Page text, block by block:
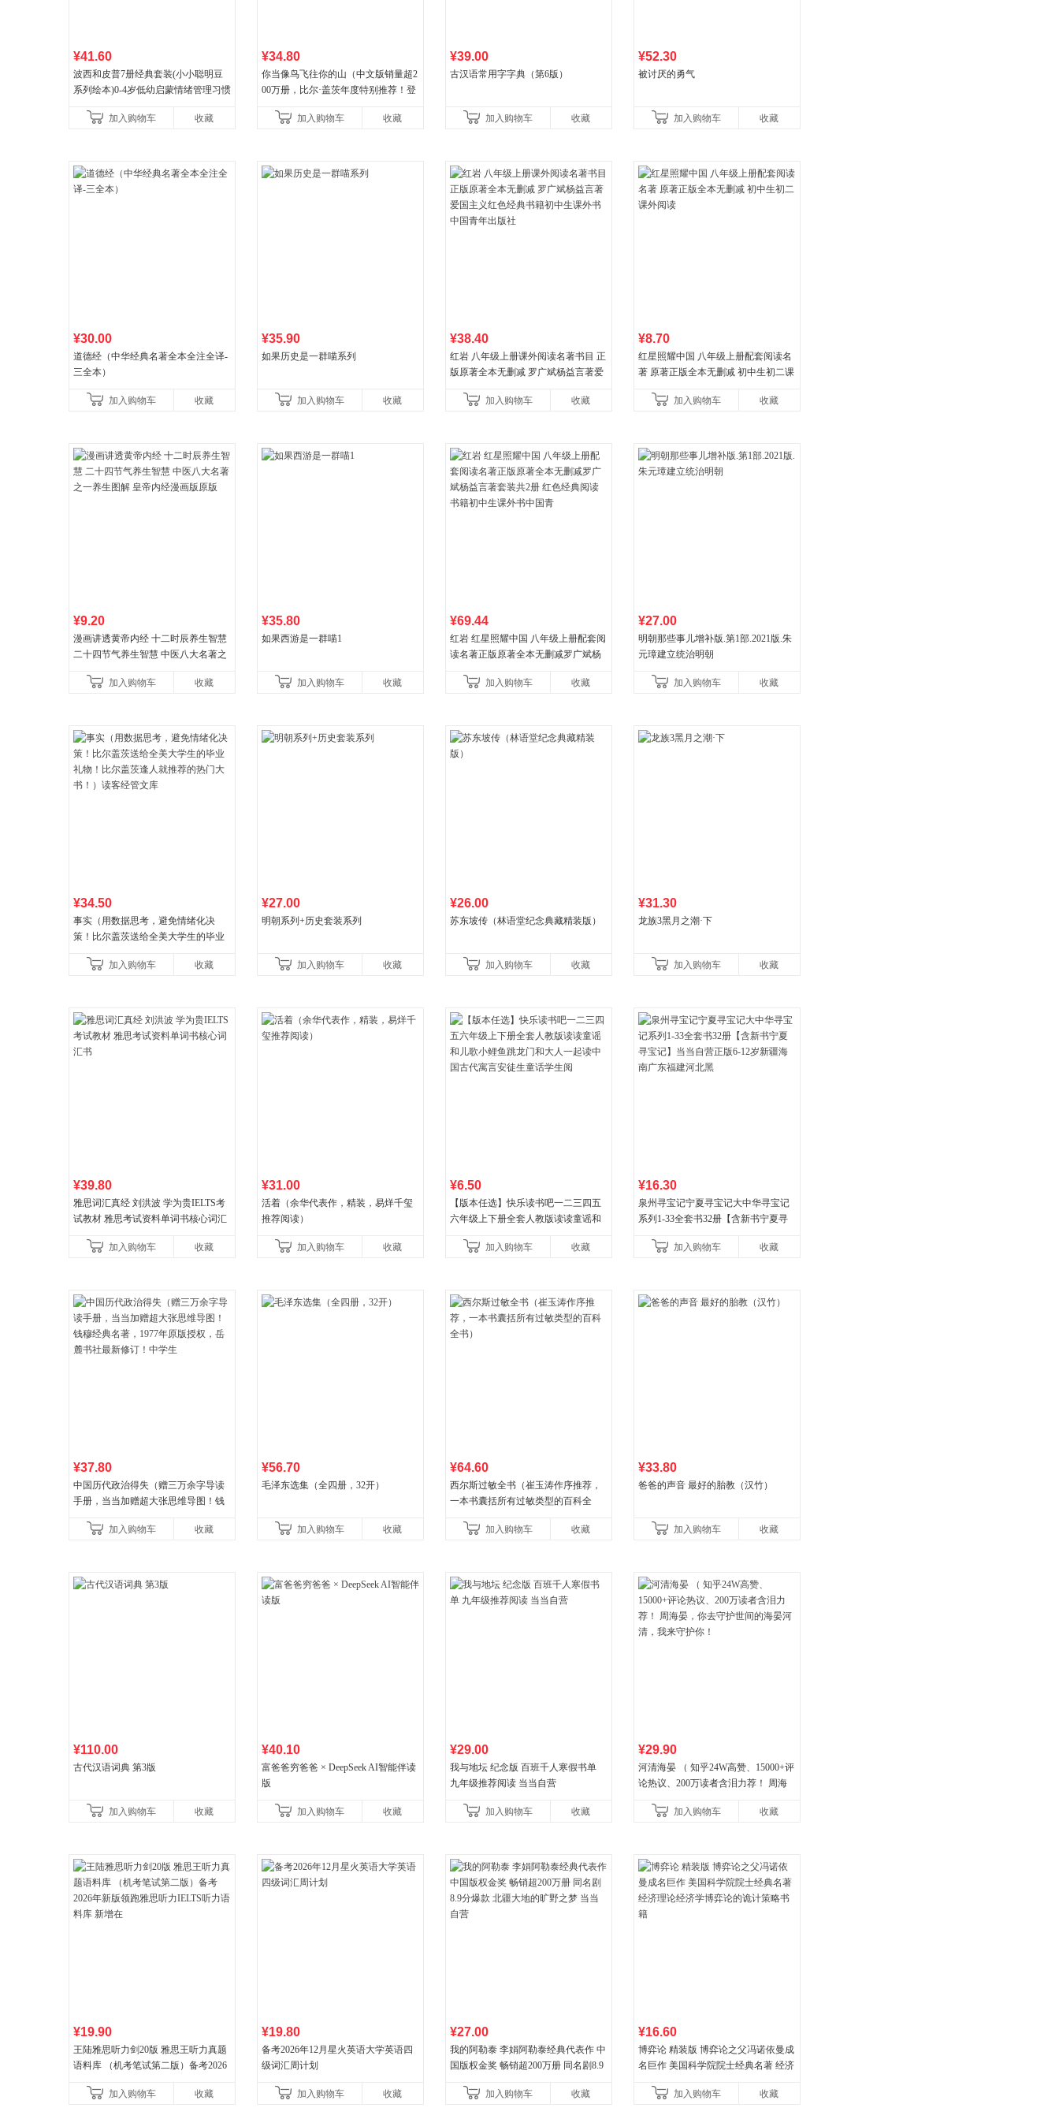
¥41.60
波西和皮普7册经典套装(小小聪明豆
系列绘本)0-4岁低幼启蒙情绪管理习惯
养好品质，发现快
加入购物车 收藏
¥34.80
你当像鸟飞往你的山（中文版销量超2
00万册，比尔·盖茨年度特别推荐！登
比你听说的还要
加入购物车 收藏
¥39.00
古汉语常用字字典（第6版）
加入购物车 收藏
¥52.30
被讨厌的勇气
加入购物车 收藏
¥30.00
道德经（中华经典名著全本全注全译-
三全本）
加入购物车 收藏
¥35.90
如果历史是一群喵系列
加入购物车 收藏
¥38.40
红岩 八年级上册课外阅读名著书目 正
版原著全本无删减 罗广斌杨益言著爱
国青年出版社加入购物车 收藏
¥8.70
红星照耀中国 八年级上册配套阅读名
著 原著正版全本无删减 初中生初二课
加入购物车
收藏
¥9.20
漫画讲透黄帝内经 十二时辰养生智慧
二十四节气养生智慧 中医八大名著之
加入购物车
收藏
¥35.80
如果西游是一群喵1
加入购物车 收藏
¥69.44
红岩 红星照耀中国 八年级上册配套阅
读名著正版原著全本无删减罗广斌杨
初中生课外书中国青
加入购物车 收藏
¥27.00
明朝那些事儿增补版.第1部.2021版.朱
元璋建立统治明朝
加入购物车 收藏
¥34.50
事实（用数据思考，避免情绪化决
策！比尔盖茨送给全美大学生的毕业
书！）读客经管文库
加入购物车 收藏
¥27.00
明朝系列+历史套装系列
加入购物车 收藏
¥26.00
苏东坡传（林语堂纪念典藏精装版）
加入购物车 收藏
¥31.30
龙族3黑月之潮·下
加入购物车 收藏
¥39.80
雅思词汇真经 刘洪波 学为贵IELTS考
试教材 雅思考试资料单词书核心词汇
加入购物车
收藏
¥31.00
活着（余华代表作，精装，易烊千玺
推荐阅读）
加入购物车 收藏
¥6.50
【版本任选】快乐读书吧一二三四五
六年级上下册全套人教版读读童谣和
古代寓言安徒生童话学生阅
加入购物车 收藏
¥16.30
泉州寻宝记宁夏寻宝记大中华寻宝记
系列1-33全套书32册【含新书宁夏寻
广东福建河北黑
加入购物车 收藏
¥37.80
中国历代政治得失（赠三万余字导读
手册，当当加赠超大张思维导图！钱
书社最新修订！中学生
加入购物车 收藏
¥56.70
毛泽东选集（全四册，32开）
加入购物车 收藏
¥64.60
西尔斯过敏全书（崔玉涛作序推荐，
一本书囊括所有过敏类型的百科全
加入购物车
收藏
¥33.80
爸爸的声音 最好的胎教（汉竹）
加入购物车 收藏
¥110.00
古代汉语词典 第3版
加入购物车 收藏
¥40.10
富爸爸穷爸爸 × DeepSeek AI智能伴读
版
加入购物车 收藏
¥29.00
我与地坛 纪念版 百班千人寒假书单
九年级推荐阅读 当当自营
加入购物车 收藏
¥29.90
河清海晏 （ 知乎24W高赞、15000+评
论热议、200万读者含泪力荐！ 周海
守护你！加入购物车 收藏
¥19.90
王陆雅思听力剑20版 雅思王听力真题
语料库 （机考笔试第二版）备考2026
新增在
加入购物车 收藏
¥19.80
备考2026年12月星火英语大学英语四
级词汇周计划
加入购物车 收藏
¥27.00
我的阿勒泰 李娟阿勒泰经典代表作 中
国版权金奖 畅销超200万册 同名剧8.9
加入购物车
收藏
¥16.60
博弈论 精装版 博弈论之父冯诺依曼成
名巨作 美国科学院院士经典名著 经济
加入购物车
收藏